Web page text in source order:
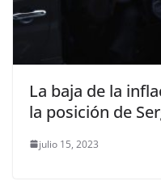
La baja de la
la posición de
julio 15, 2023